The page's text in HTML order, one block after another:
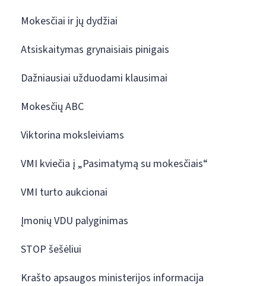
Mokesčiai ir jų dydžiai
Atsiskaitymas grynaisiais pinigais
Dažniausiai užduodami klausimai
Mokesčių ABC
Viktorina moksleiviams
VMI kviečia į „Pasimatymą su mokesčiais“
VMI turto aukcionai
Įmonių VDU palyginimas
STOP šešėliui
Krašto apsaugos ministerijos informacija